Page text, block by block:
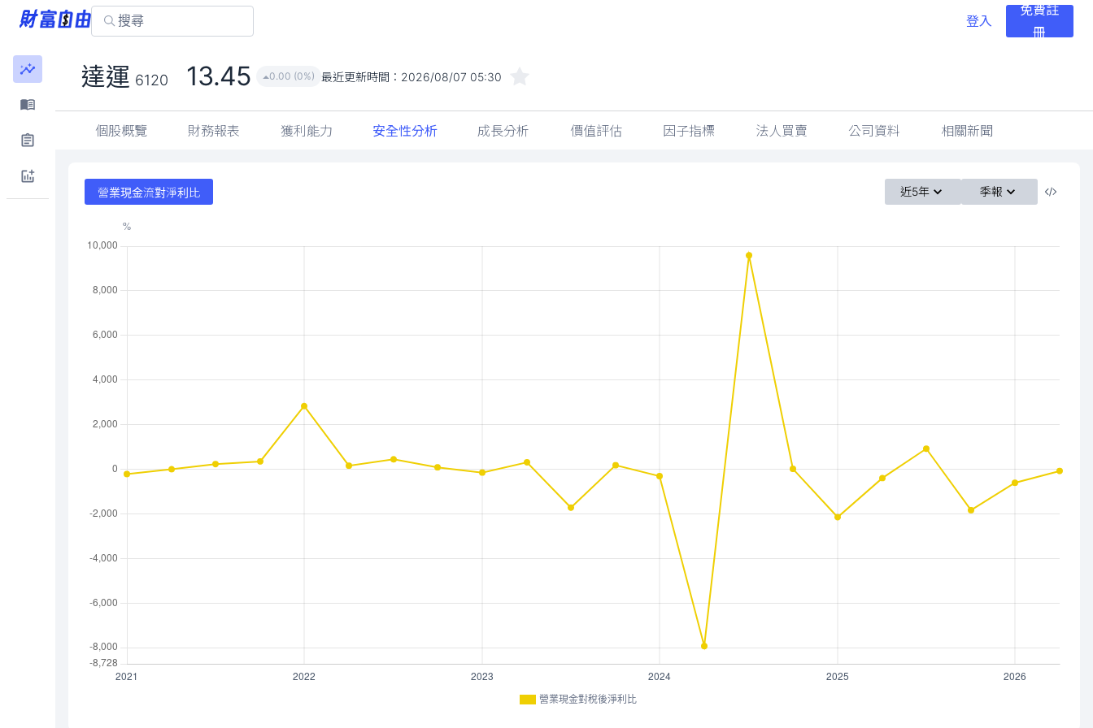
登入
免費註
冊
達運 6120 13.45 0.00 (0%) 最近更新時間： 2026/08/07 05:30
個股概覽 財務報表 獲利能力 安全性分析 成長分析 價值評估 因子指標 法人買賣 公司資料 相關新聞
營業現金流對淨利比 近5年 季報
營業現金對稅後淨利比